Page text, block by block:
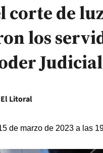
corte de
los
Judicial
Litoral
de marzo de 2023 a las